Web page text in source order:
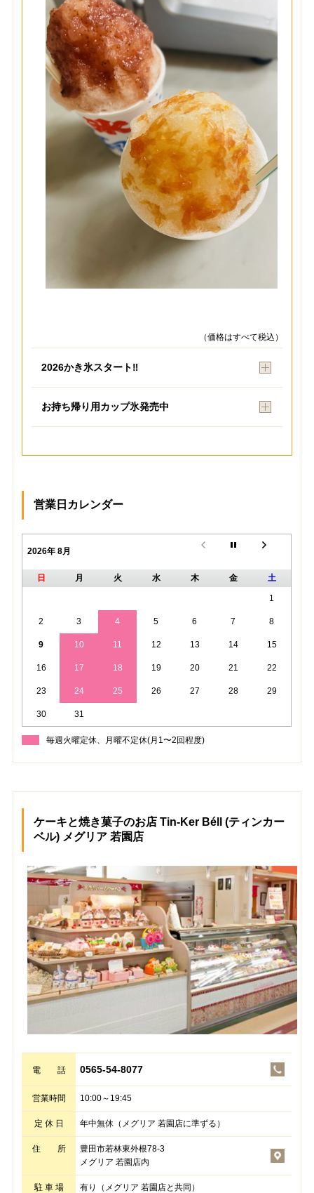
（価格はすべて税込）
2026かき氷スタート‼︎
お持ち帰り用カップ氷発売中
営業日カレンダー
2026年 8月
日 月 火 水 木 金 土
1
2 3 4 5 6 7 8
9 10 11 12 13 14 15
16 17 18 19 20 21 22
23 24 25 26 27 28 29
30 31
毎週火曜定休、月曜不定休(月1〜2回程度)
ケーキと焼き菓子のお店 Tin-Ker Béll (ティンカー
ベル) メグリア 若園店
電 話 0565-54-8077
営業時間 10:00～19:45
定 休 日 年中無休（メグリア 若園店に準ずる）
住 所
豊田市若林東外根78-3
メグリア 若園店内
駐 車 場 有り（メグリア 若園店と共同）